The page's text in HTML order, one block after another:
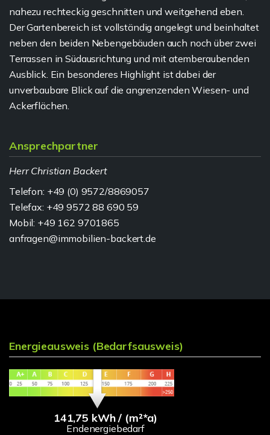
nahezu rechteckig geschnitten und weitgehend eben.
Der Gartenbereich ist vollständig angelegt und beinhaltet
neben den beiden Nebengebäuden auch noch über zwei
Terrassen in Südausrichtung und mit atemberaubenden
Ausblick. Ein besonderes Highlight ist dabei der
unverbaubare Blick auf die angrenzenden Wiesen- und
Ackerflächen.
Ansprechpartner
Herr Christian Backert
Telefon: +49 (0) 9572/8869057
Telefax: +49 9572 88 690 59
Mobil: +49 162 9701865
anfragen@immobilien-backert.de
Energieausweis (Bedarfsausweis)
141,75 kWh / (m²*a)
Endenergiebedarf